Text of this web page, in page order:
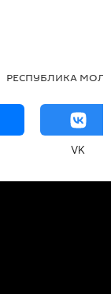
РЕСПУБЛИКА
VK